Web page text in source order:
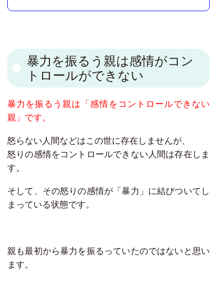
暴力を振るう親は感情がコン
トロールができない
暴力を振るう親は「感情をコントロールできない
親」です。
怒らない人間などはこの世に存在しませんが、
怒りの感情をコントロールできない人間は存在しま
す。
そして、その怒りの感情が「暴力」に結びついてし
まっている状態です。
親も最初から暴力を振るっていたのではないと思い
ます。